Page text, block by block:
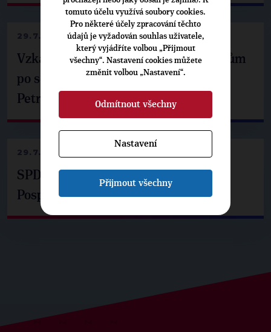
29.7.2026
Vzkaz Matěje Ondřeje Havla příznivcům
po setkání s prezidentem republiky
Petrem Pavlem
29.7.2026
SPD už není ve zprávě o extremismu.
Pospíšil: Je tu pachuť
tomuto účelu využívá soubory cookies.
Pro některé účely zpracování těchto
údajů je vyžadován souhlas uživatele,
který vyjádříte volbou „Přijmout
všechny“. Nastavení cookies můžete
změnit volbou „Nastavení“.
Odmítnout všechny
Nastavení
Přijmout všechny